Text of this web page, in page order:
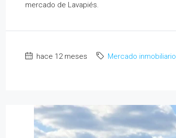
mercado de Lavapiés.
hace 12 meses Mercado inmobiliario